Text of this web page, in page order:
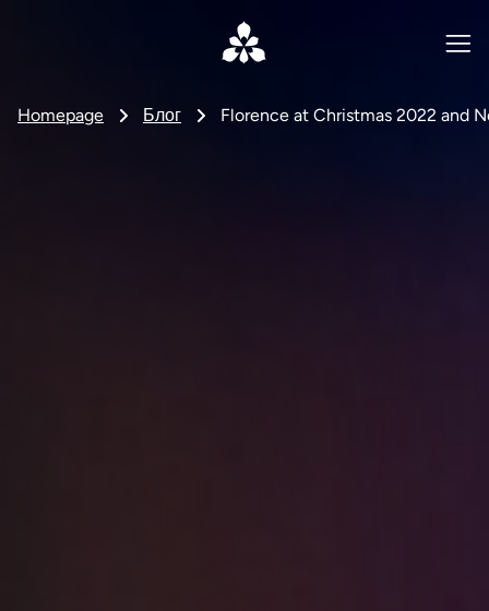
Homepage Блог Florence at Christmas 2022 and